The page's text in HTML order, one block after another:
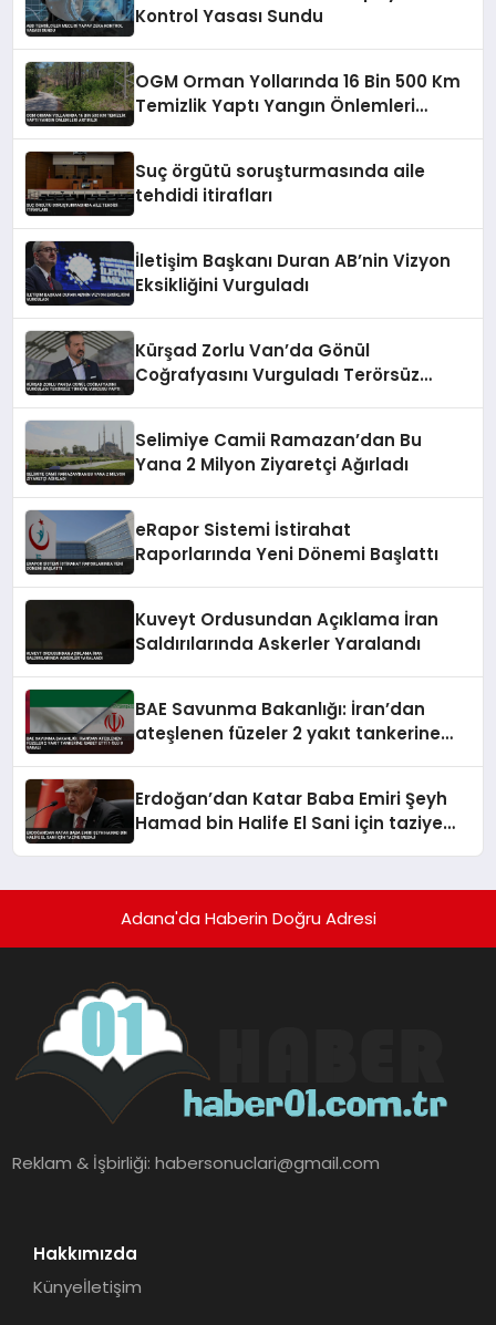
Kontrol Yasası Sundu
OGM Orman Yollarında 16 Bin 500 Km
Temizlik Yaptı Yangın Önlemleri
Suç örgütü soruşturmasında aile
tehdidi itirafları
İletişim Başkanı Duran AB’nin Vizyon
Eksikliğini Vurguladı
Kürşad Zorlu Van’da Gönül
Coğrafyasını Vurguladı Terörsüz
Selimiye Camii Ramazan’dan Bu
Yana 2 Milyon Ziyaretçi Ağırladı
eRapor Sistemi İstirahat
Raporlarında Yeni Dönemi Başlattı
Kuveyt Ordusundan Açıklama İran
Saldırılarında Askerler Yaralandı
BAE Savunma Bakanlığı: İran’dan
ateşlenen füzeler 2 yakıt tankerine
Erdoğan’dan Katar Baba Emiri Şeyh
Hamad bin Halife El Sani için taziye
Adana'da Haberin Doğru Adresi
Reklam & İşbirliği:habersonuclari@gmail.com
Hakkımızda
Künyeİletişim